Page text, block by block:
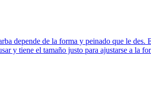
depende de la forma y peinado que le des.
y tiene el tamaño justo para ajustarse a la